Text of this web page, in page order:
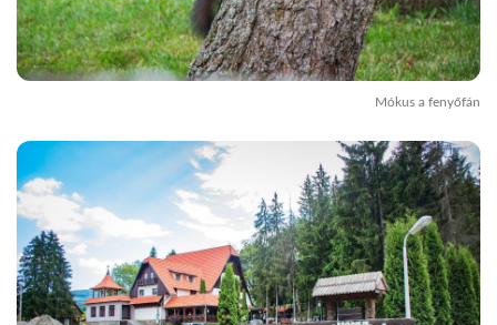
Mókus a fenyőfán